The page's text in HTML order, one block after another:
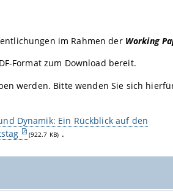
im Rahmen der Working
Format zum Download bereit.
werden. Bitte wenden Sie sich
Dynamik: Ein Rückblick auf den
(922.7 KB) .